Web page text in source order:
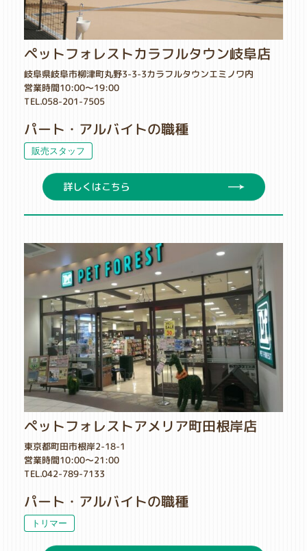
ペットフォレストカラフルタウン岐阜店
岐阜県岐阜市柳津町丸野3-3-3カラフルタウンエミノワ内
営業時間10:00～19:00
TEL.058-201-7505
パート・アルバイトの職種
販売スタッフ
詳しくはこちら
ペットフォレストアメリア町田根岸店
東京都町田市根岸2-18-1
営業時間10:00～21:00
TEL.042-789-7133
パート・アルバイトの職種
トリマー